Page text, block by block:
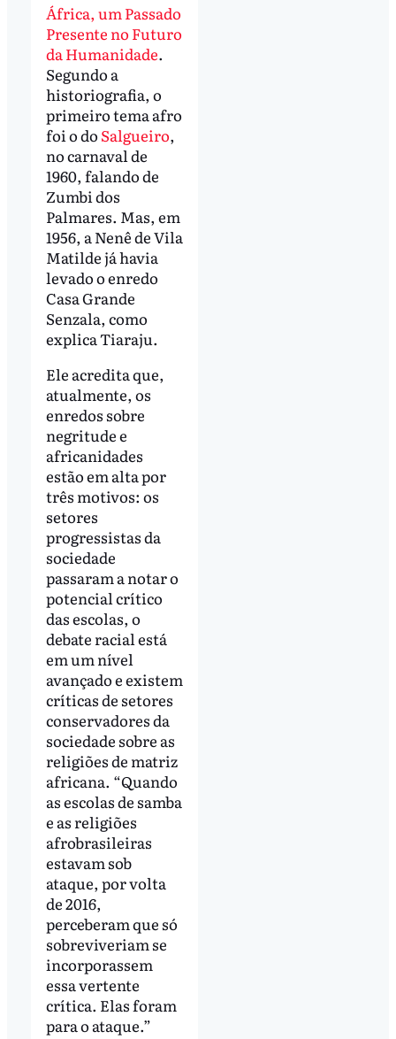
África, um Passado
Presente no Futuro
da Humanidade.
Segundo a
historiografia, o
primeiro tema afro
foi o do Salgueiro,
no carnaval de
1960, falando de
Zumbi dos
Palmares. Mas, em
1956, a Nenê de Vila
Matilde já havia
levado o enredo
Casa Grande
Senzala, como
explica Tiaraju.
Ele acredita que,
atualmente, os
enredos sobre
negritude e
africanidades
estão em alta por
três motivos: os
setores
progressistas da
sociedade
passaram a notar o
potencial crítico
das escolas, o
debate racial está
em um nível
avançado e existem
críticas de setores
conservadores da
sociedade sobre as
religiões de matriz
africana. “Quando
as escolas de samba
e as religiões
afrobrasileiras
estavam sob
ataque, por volta
de 2016,
perceberam que só
sobreviveriam se
incorporassem
essa vertente
crítica. Elas foram
para o ataque.”